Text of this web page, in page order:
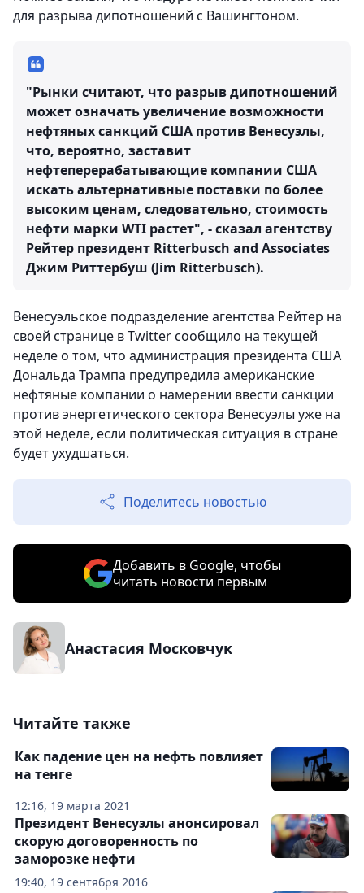
для разрыва дипотношений с Вашингтоном.
"Рынки считают, что разрыв дипотношений
может означать увеличение возможности
нефтяных санкций США против Венесуэлы,
что, вероятно, заставит
нефтеперерабатывающие компании США
искать альтернативные поставки по более
высоким ценам, следовательно, стоимость
нефти марки WTI растет", - сказал агентству
Рейтер президент Ritterbusch and Associates
Джим Риттербуш (Jim Ritterbusch).
Венесуэльское подразделение агентства Рейтер на
своей странице в Тwitter сообщило на текущей
неделе о том, что администрация президента США
Дональда Трампа предупредила американские
нефтяные компании о намерении ввести санкции
против энергетического сектора Венесуэлы уже на
этой неделе, если политическая ситуация в стране
будет ухудшаться.
Поделитесь новостью
Добавить в Google, чтобы
читать новости первым
Анастасия Московчук
Читайте также
12:16, 19 марта 2021
Как падение цен на нефть повлияет
на тенге
19:40, 19 сентября 2016
Президент Венесуэлы анонсировал
скорую договоренность по
заморозке нефти